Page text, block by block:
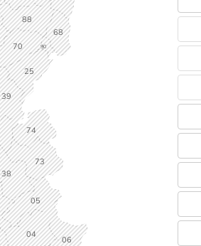
25
39
70 90
68
88
38
73
74
04
05
06